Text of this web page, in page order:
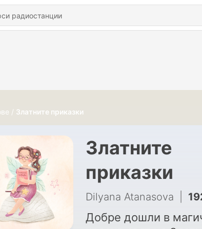
Златните приказки
Златните
приказки
Dilyana Atanasova 192 - Ваканция при баба Миш
Добре дошли в